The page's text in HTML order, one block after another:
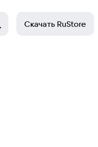
Скачать RuStore